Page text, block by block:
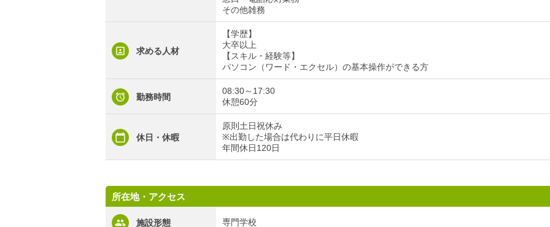
その他雑務
求める人材
【学歴】
大卒以上
【スキル・経験等】
パソコン（ワード・エクセル）の基本操作ができる方
勤務時間
08:30～17:30
休憩60分
休日・休暇
原則土日祝休み
※出勤した場合は代わりに平日休暇
年間休日120日
所在地・アクセス
施設形態 専門学校